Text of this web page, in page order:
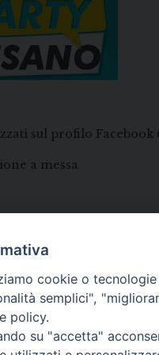
sul profilo Facebook
a messa
cookie o
semplici",
policy.
su "accetta"